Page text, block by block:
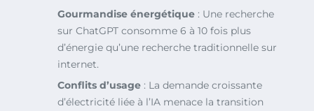
Gourmandise énergétique : Une recherche
sur ChatGPT consomme 6 à 10 fois plus
d’énergie qu’une recherche traditionnelle sur
internet.
Conflits d’usage : La demande croissante
d’électricité liée à l’IA menace la transition